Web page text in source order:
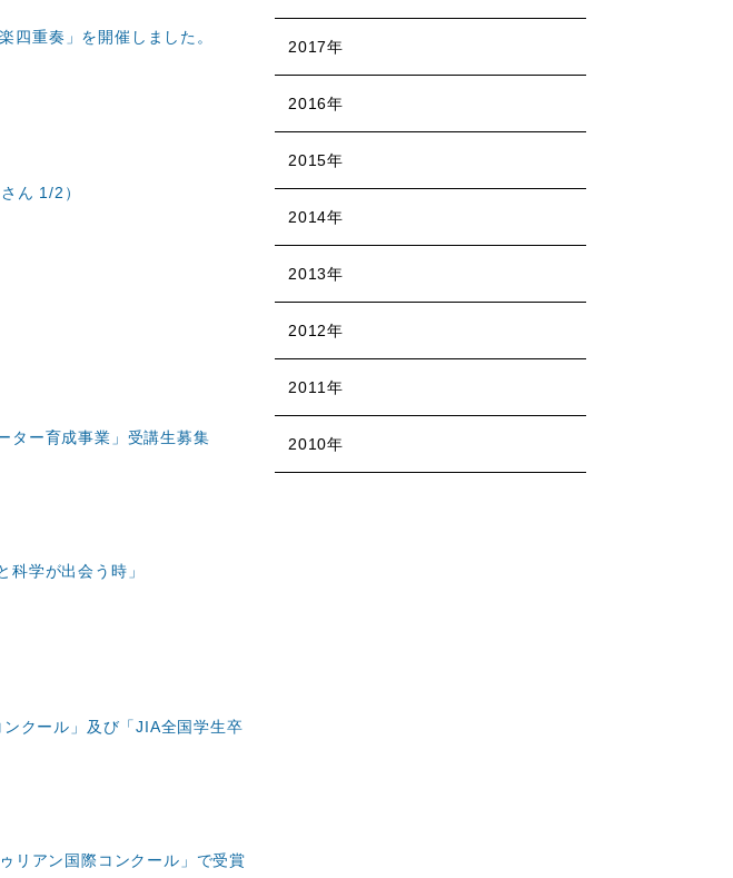
四重奏」を開催しました。
ん 1/2）
ター育成事業」受講生募集
科学が出会う時」
クール」及び「JIA全国学生卒
リアン国際コンクール」で受賞
2017年
2016年
2015年
2014年
2013年
2012年
2011年
2010年